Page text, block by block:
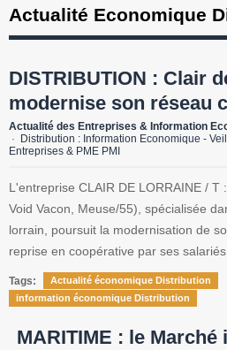
Actualité Economique
DISTRIBUTION : Clair
modernise son réseau
Actualité des Entreprises & Information
Distribution : Information Economique -
Entreprises & PME PMI
L'entreprise CLAIR DE LORRAINE /
Void Vacon, Meuse/55), spécialisée
lorrain, poursuit la modernisation de
reprise en coopérative par ses
Tags:
Actualité économique Distribution
information économique Distribution
MARITIME : le